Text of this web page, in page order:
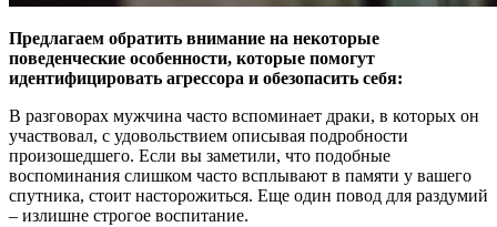
Предлагаем обратить внимание на некоторые
поведенческие особенности, которые помогут
идентифицировать агрессора и обезопасить себя:
В разговорах мужчина часто вспоминает драки, в которых он
участвовал, с удовольствием описывая подробности
произошедшего. Если вы заметили, что подобные
воспоминания слишком часто всплывают в памяти у вашего
спутника, стоит насторожиться. Еще один повод для раздумий
– излишне строгое воспитание.